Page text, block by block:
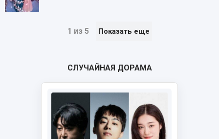
1 из 5 Показать еще
СЛУЧАЙНАЯ ДОРАМА